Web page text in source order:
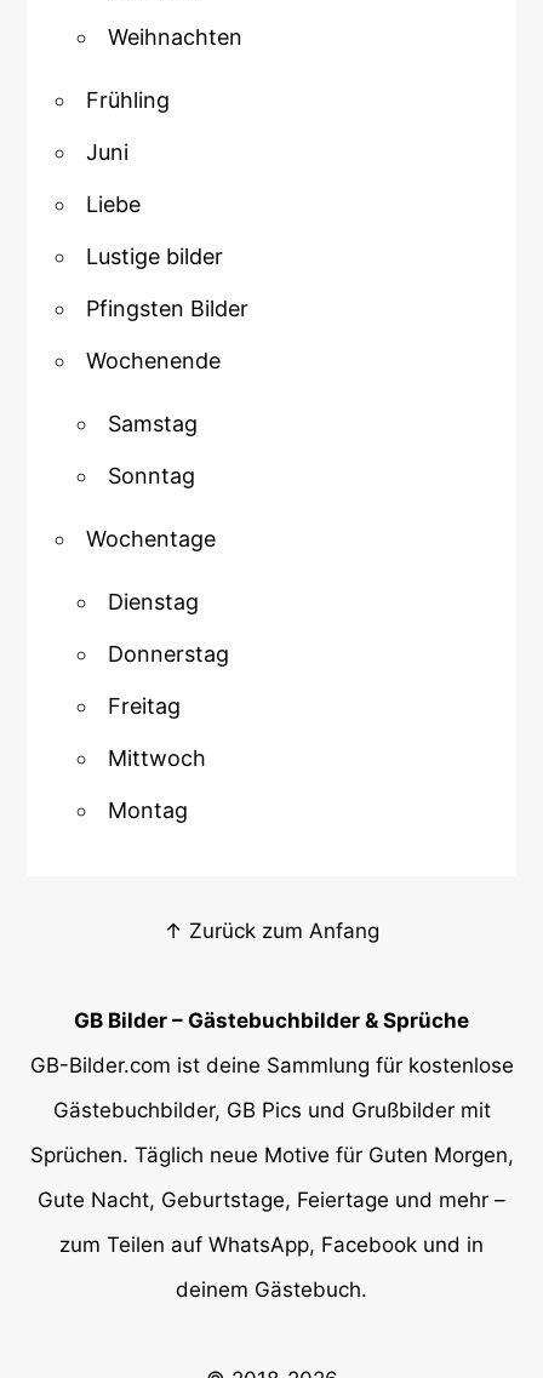
Weihnachten
Frühling
Juni
Liebe
Lustige bilder
Pfingsten Bilder
Wochenende
Samstag
Sonntag
Wochentage
Dienstag
Donnerstag
Freitag
Mittwoch
Montag
↑ Zurück zum Anfang
GB Bilder – Gästebuchbilder & Sprüche
GB-Bilder.com ist deine Sammlung für kostenlose
Gästebuchbilder, GB Pics und Grußbilder mit
Sprüchen. Täglich neue Motive für Guten Morgen,
Gute Nacht, Geburtstage, Feiertage und mehr –
zum Teilen auf WhatsApp, Facebook und in
deinem Gästebuch.